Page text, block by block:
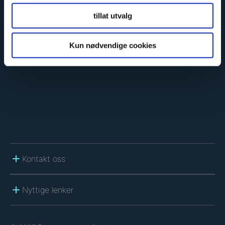
tillat utvalg
Kun nødvendige cookies
C
P
T
H
A
Kontakt oss
Nyttige lenker